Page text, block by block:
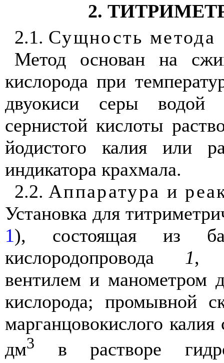
2.
2.1. Сущность метода
Метод основан на
кислорода при
двуокиси серы водой
сернистой кислоты
йодистого калия или
индикатора крахмала.
2.2. Аппаратура и
Установка для
1), состоящая из
кислородопровода 1,
вентилем и манометром
кислорода; промывной
марганцовокислого
дм3
в растворе